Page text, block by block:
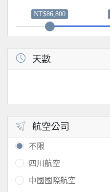
NT$86,800
天數
航空公司
不限
四川航空
中國國際航空